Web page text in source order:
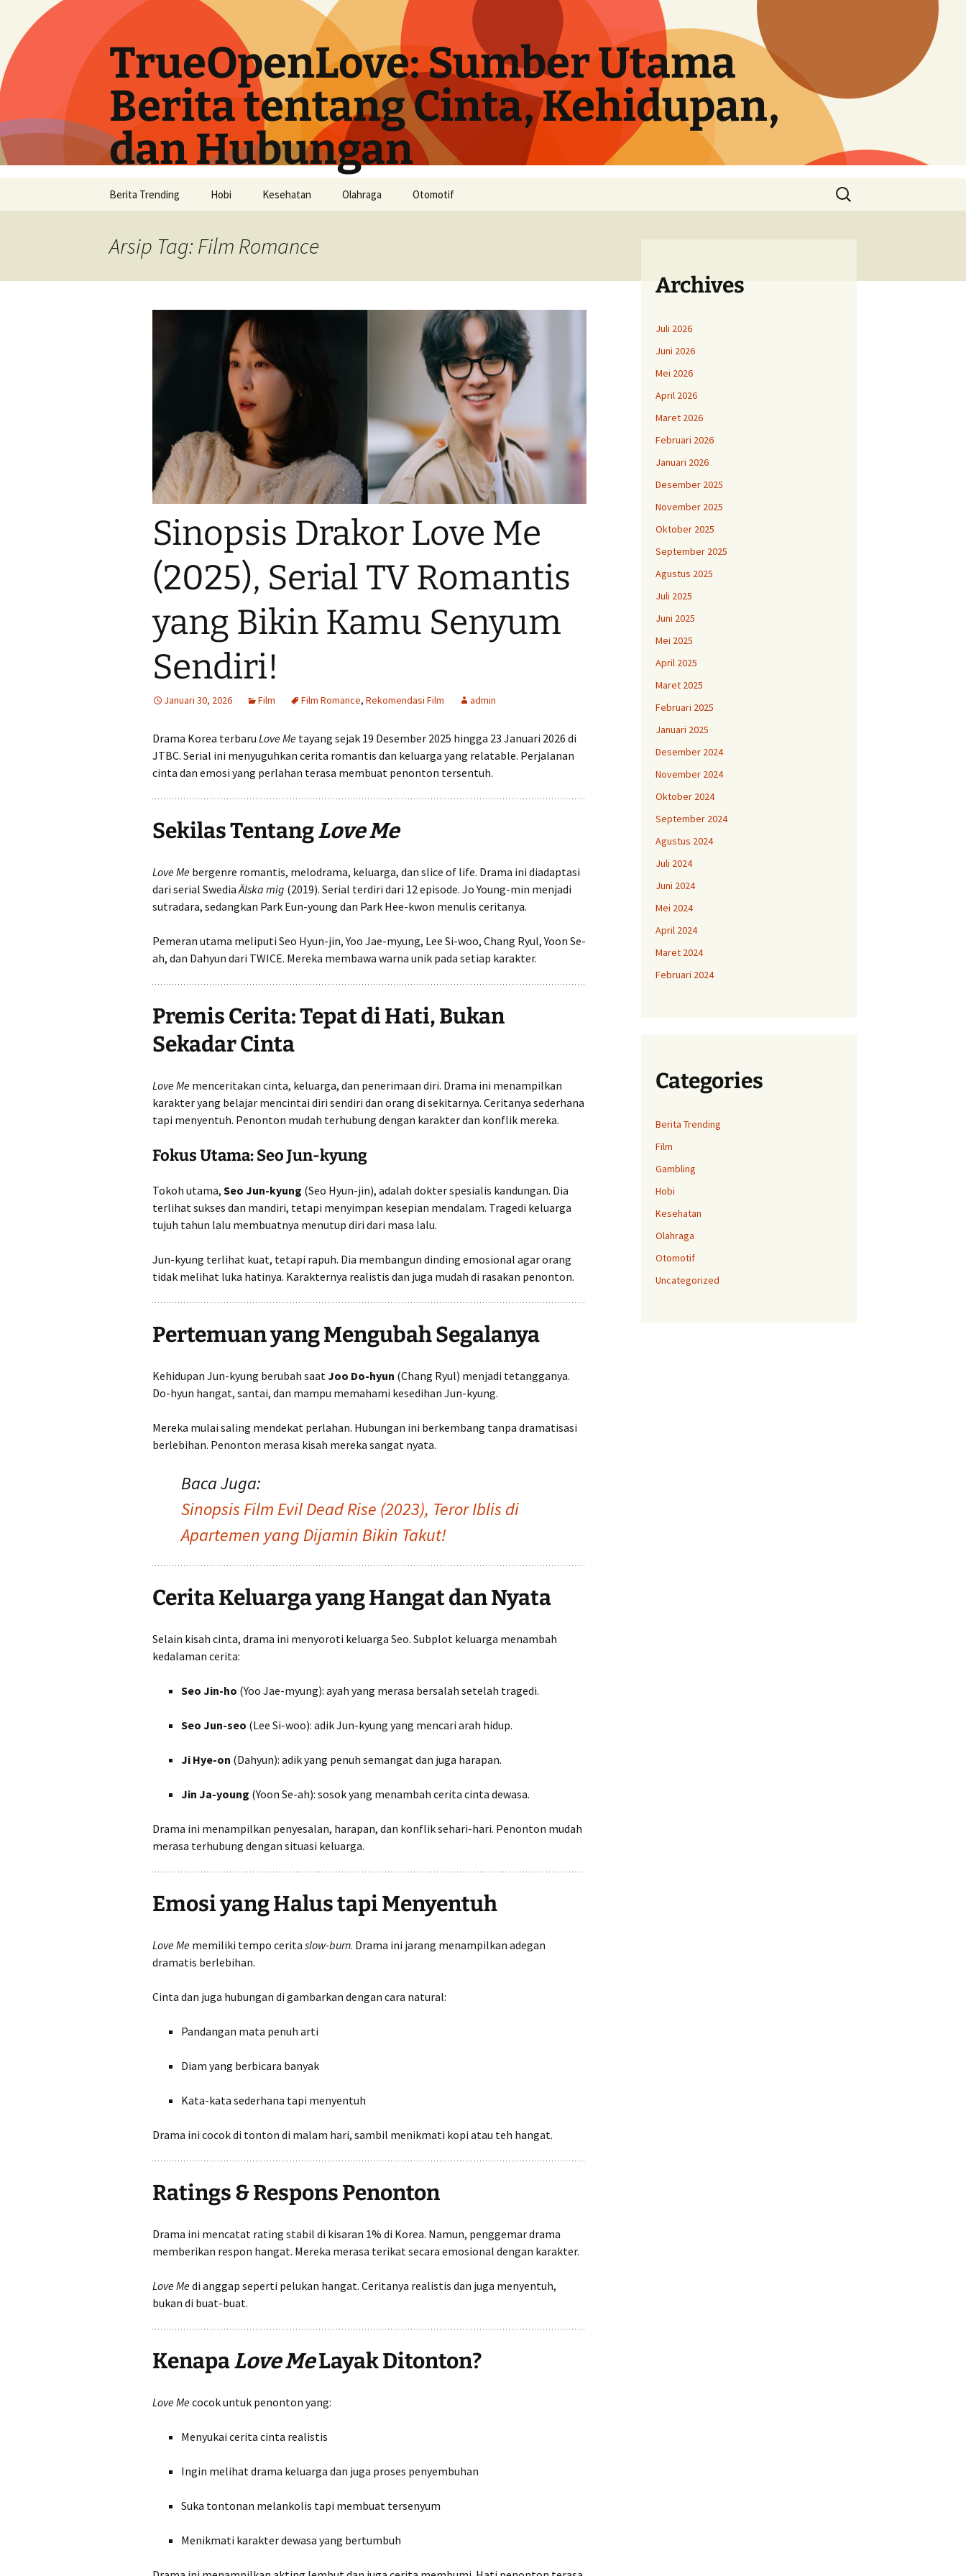
Langsung
TrueOpenLove: Sumber Utama
Berita tentang Cinta, Kehidupan,
dan Hubungan
Berita Trending Hobi Kesehatan Olahraga Otomotif
Cari
untuk:
Arsip Tag: Film Romance
Sinopsis Drakor Love Me
(2025), Serial TV Romantis
yang Bikin Kamu Senyum
Sendiri!
Januari 30, 2026 Film Film Romance, Rekomendasi Film admin
Drama Korea terbaru Love Me tayang sejak 19 Desember 2025 hingga 23 Januari 2026 di
JTBC. Serial ini menyuguhkan cerita romantis dan keluarga yang relatable. Perjalanan
cinta dan emosi yang perlahan terasa membuat penonton tersentuh.
Sekilas TentangLove Me
Love Me bergenre romantis, melodrama, keluarga, dan slice of life. Drama ini diadaptasi
dari serial SwediaÄlska mig (2019). Serial terdiri dari 12 episode. Jo Young-min menjadi
sutradara, sedangkan Park Eun-young dan Park Hee-kwon menulis ceritanya.
Pemeran utama meliputi Seo Hyun-jin, Yoo Jae-myung, Lee Si-woo, Chang Ryul, Yoon Se-
ah, dan Dahyun dari TWICE. Mereka membawa warna unik pada setiap karakter.
Premis Cerita: Tepat di Hati, Bukan
Sekadar Cinta
Love Me menceritakan cinta, keluarga, dan penerimaan diri. Drama ini menampilkan
karakter yang belajar mencintai diri sendiri dan orang di sekitarnya. Ceritanya sederhana
tapi menyentuh. Penonton mudah terhubung dengan karakter dan konflik mereka.
Fokus Utama: Seo Jun-kyung
Tokoh utama, Seo Jun-kyung (Seo Hyun-jin), adalah dokter spesialis kandungan. Dia
terlihat sukses dan mandiri, tetapi menyimpan kesepian mendalam. Tragedi keluarga
tujuh tahun lalu membuatnya menutup diri dari masa lalu.
Jun-kyung terlihat kuat, tetapi rapuh. Dia membangun dinding emosional agar orang
tidak melihat luka hatinya. Karakternya realistis dan juga mudah di rasakan penonton.
Pertemuan yang Mengubah Segalanya
Kehidupan Jun-kyung berubah saatJoo Do-hyun (Chang Ryul) menjadi tetangganya.
Do-hyun hangat, santai, dan mampu memahami kesedihan Jun-kyung.
Mereka mulai saling mendekat perlahan. Hubungan ini berkembang tanpa dramatisasi
berlebihan. Penonton merasa kisah mereka sangat nyata.
Baca Juga:
Sinopsis Film Evil Dead Rise (2023), Teror Iblis di
Apartemen yang Dijamin Bikin Takut!
Cerita Keluarga yang Hangat dan Nyata
Selain kisah cinta, drama ini menyoroti keluarga Seo. Subplot keluarga menambah
kedalaman cerita:
Seo Jin-ho (Yoo Jae-myung): ayah yang merasa bersalah setelah tragedi.
Seo Jun-seo (Lee Si-woo): adik Jun-kyung yang mencari arah hidup.
Ji Hye-on (Dahyun): adik yang penuh semangat dan juga harapan.
Jin Ja-young (Yoon Se-ah): sosok yang menambah cerita cinta dewasa.
Drama ini menampilkan penyesalan, harapan, dan konflik sehari-hari. Penonton mudah
merasa terhubung dengan situasi keluarga.
Emosi yang Halus tapi Menyentuh
Love Me memiliki tempo cerita slow-burn. Drama ini jarang menampilkan adegan
dramatis berlebihan.
Cinta dan juga hubungan di gambarkan dengan cara natural:
Pandangan mata penuh arti
Diam yang berbicara banyak
Kata-kata sederhana tapi menyentuh
Drama ini cocok di tonton di malam hari, sambil menikmati kopi atau teh hangat.
Ratings & Respons Penonton
Drama ini mencatat rating stabil di kisaran 1% di Korea. Namun, penggemar drama
memberikan respon hangat. Mereka merasa terikat secara emosional dengan karakter.
Love Medi anggap seperti pelukan hangat. Ceritanya realistis dan juga menyentuh,
bukan di buat-buat.
KenapaLove MeLayak Ditonton?
Love Mecocok untuk penonton yang:
Menyukai cerita cinta realistis
Ingin melihat drama keluarga dan juga proses penyembuhan
Suka tontonan melankolis tapi membuat tersenyum
Menikmati karakter dewasa yang bertumbuh
Archives
Juli 2026
Juni 2026
Mei 2026
April 2026
Maret 2026
Februari 2026
Januari 2026
Desember 2025
November 2025
Oktober 2025
September 2025
Agustus 2025
Juli 2025
Juni 2025
Mei 2025
April 2025
Maret 2025
Februari 2025
Januari 2025
Desember 2024
November 2024
Oktober 2024
September 2024
Agustus 2024
Juli 2024
Juni 2024
Mei 2024
April 2024
Maret 2024
Februari 2024
Categories
Berita Trending
Film
Gambling
Hobi
Kesehatan
Olahraga
Otomotif
Uncategorized